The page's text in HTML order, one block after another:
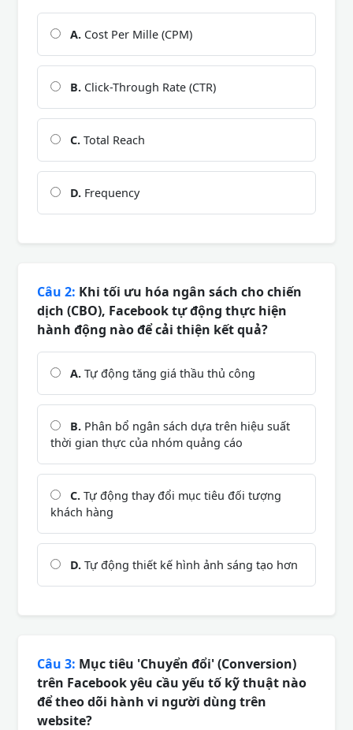
A. Cost Per Mille (CPM)
B. Click-Through Rate (CTR)
C. Total Reach
D. Frequency
Câu 2: Khi tối ưu hóa ngân sách cho chiến
dịch (CBO), Facebook tự động thực hiện
hành động nào để cải thiện kết quả?
A. Tự động tăng giá thầu thủ công
B. Phân bổ ngân sách dựa trên hiệu suất
thời gian thực của nhóm quảng cáo
C. Tự động thay đổi mục tiêu đối tượng
khách hàng
D. Tự động thiết kế hình ảnh sáng tạo hơn
Câu 3: Mục tiêu 'Chuyển đổi' (Conversion)
trên Facebook yêu cầu yếu tố kỹ thuật nào
để theo dõi hành vi người dùng trên
website?